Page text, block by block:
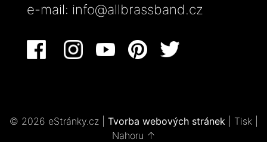
e-mail: info@allbrassband.cz
© 2026 eStránky.cz Tvorba webových stránek| Tisk|
Nahoru ↑